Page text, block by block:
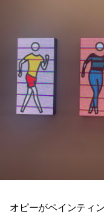
オピーがペインティ